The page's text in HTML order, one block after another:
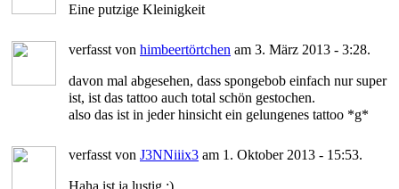
Eine putzige Kleinigkeit
verfasst von himbeertörtchen am 3. März 2013 - 3:28.
davon mal abgesehen, dass spongebob einfach nur super
ist, ist das tattoo auch total schön gestochen.
also das ist in jeder hinsicht ein gelungenes tattoo *g*
verfasst von J3NNiiix3 am 1. Oktober 2013 - 15:53.
Haha ist ja lustig :)